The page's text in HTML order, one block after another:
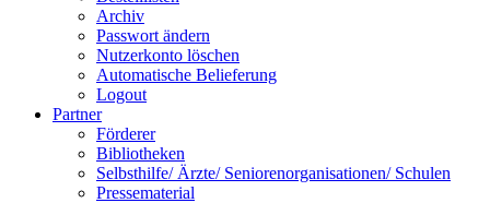
Archiv
Passwort ändern
Nutzerkonto löschen
Automatische Belieferung
Logout
Partner
Förderer
Bibliotheken
Selbsthilfe/ Ärzte/ Seniorenorganisationen/ Schulen
Pressematerial